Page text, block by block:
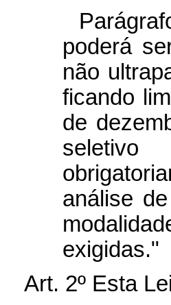
poderá
não
ficando
de
análise de
exigidas."
Art. 2º Esta